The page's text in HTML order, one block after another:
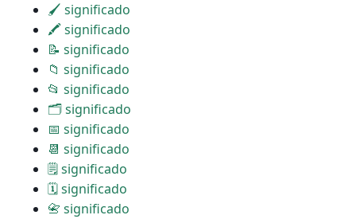
🖌 significado
🖍 significado
📝 significado
📁 significado
📂 significado
🗂 significado
📅 significado
📆 significado
🗒 significado
🗓 significado
📇 significado